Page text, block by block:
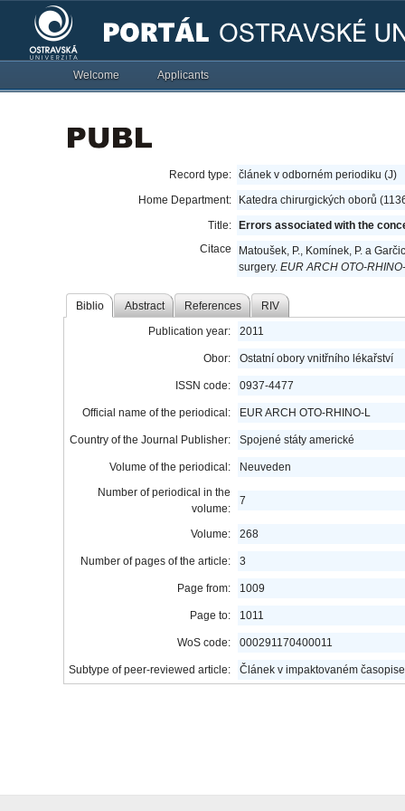
Welcome Applicants
Record type: článek v odborném periodiku (J)
Home Department:
Katedra chirurgických oborů
Title:
Errors associated with the
Citace
Matoušek, P., Komínek, P. a
surgery. EUR ARCH OTO-
Biblio Abstract References RIV
Publication year: 2011
Obor: Ostatní obory vnitřního lékařství
ISSN code: 0937-4477
Official name of the periodical: EUR ARCH OTO-RHINO-L
Country of the Journal Publisher: Spojené státy americké
Volume of the periodical:
Neuveden
Number of periodical in the
volume:
7
Volume: 268
Number of pages of the article: 3
Page from: 1009
Page to: 1011
WoS code: 000291170400011
Subtype of peer-reviewed article: Článek v impaktovaném